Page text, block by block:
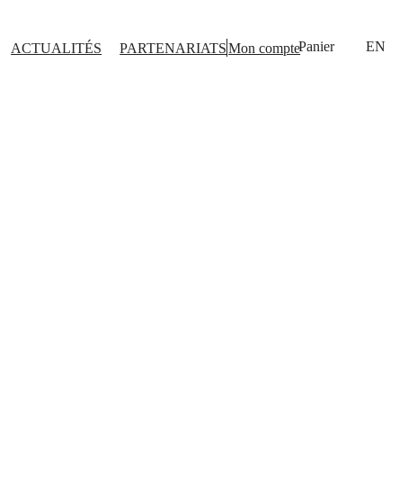
ACTUALITÉS PARTENARIATSMon compte EN